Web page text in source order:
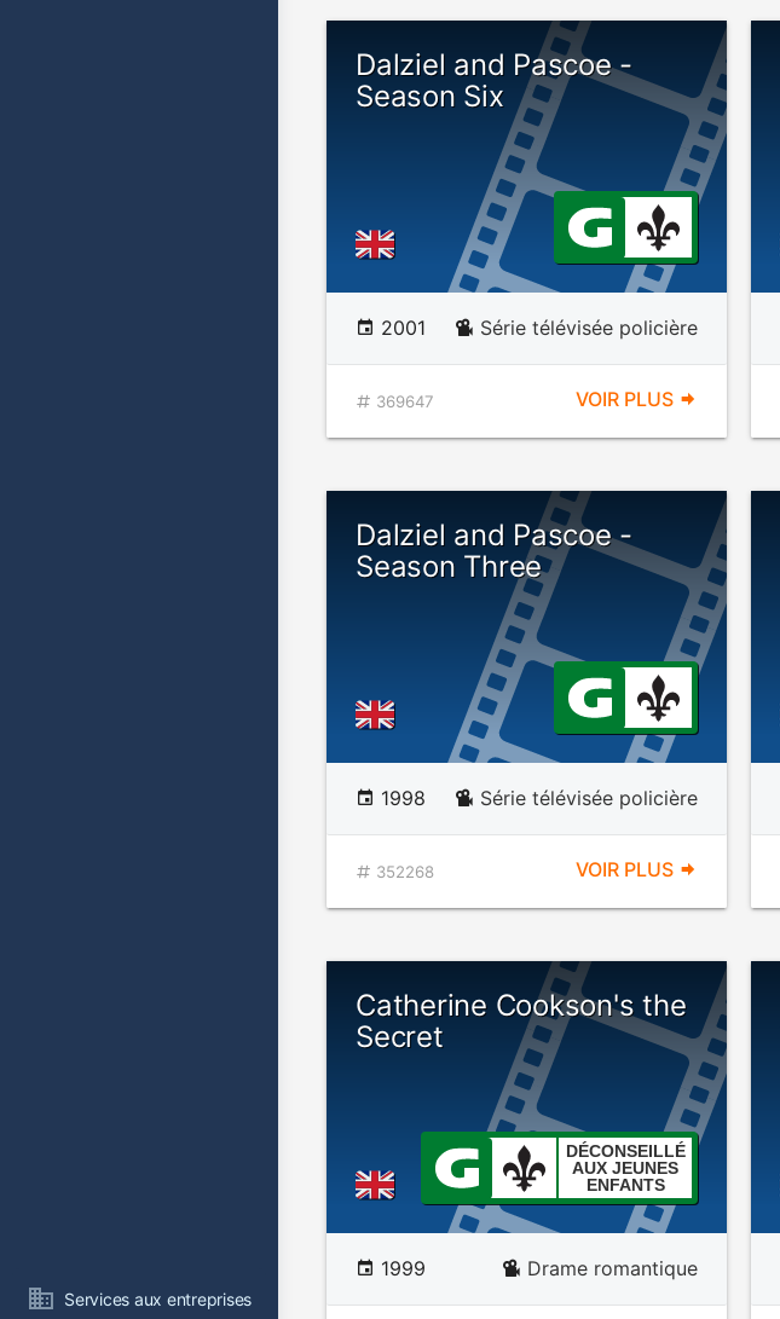
Services aux entreprises
Dalziel and Pascoe -
Season Six
2001 Série télévisée policière
369647 VOIR PLUS
Dalziel and Pascoe -
Season Three
1998 Série télévisée policière
352268 VOIR PLUS
Catherine Cookson's the
Secret
DÉCONSEILLÉ
AUX JEUNES
ENFANTS
1999 Drame romantique